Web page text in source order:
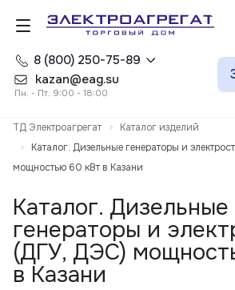
8 (800) 250-75-89
kazan@eag.su
Пн. - Пт. 9:00 - 18:00
ТД Электроагрегат
Каталог изделий
Каталог. Дизельные генераторы и
мощностью 60 кВт в Казани
Каталог. Дизельные
генераторы и
(ДГУ, ДЭС)
в Казани